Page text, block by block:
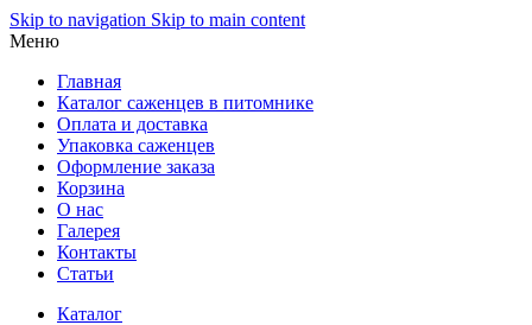
Skip to navigation Skip to main content
Меню
Главная
Каталог саженцев в питомнике
Оплата и доставка
Упаковка саженцев
Оформление заказа
Корзина
О нас
Галерея
Контакты
Статьи
Каталог